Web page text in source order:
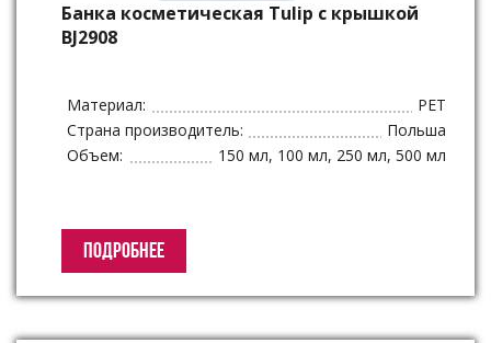
Банка косметическая Tulip с крышкой
BJ2908
Материал:
PET
Страна производитель:
Польша
Объем:
150 мл, 100 мл, 250 мл, 500 мл
ПОДРОБНЕЕ